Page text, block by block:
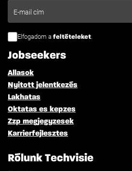
Elfogadom a feltételeket.
Jobseekers
Allasok
Nyitott jelentkezés
Lakhatas
Oktatas es kepzes
Zzp megjegyzesek
Karrierfejlesztes
Rólunk Techvisie